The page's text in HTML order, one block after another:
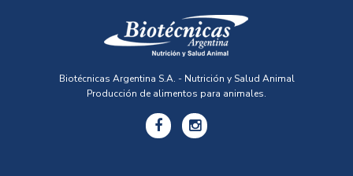
Biotécnicas Argentina S.A. - Nutrición y Salud Animal
Producción de alimentos para animales.